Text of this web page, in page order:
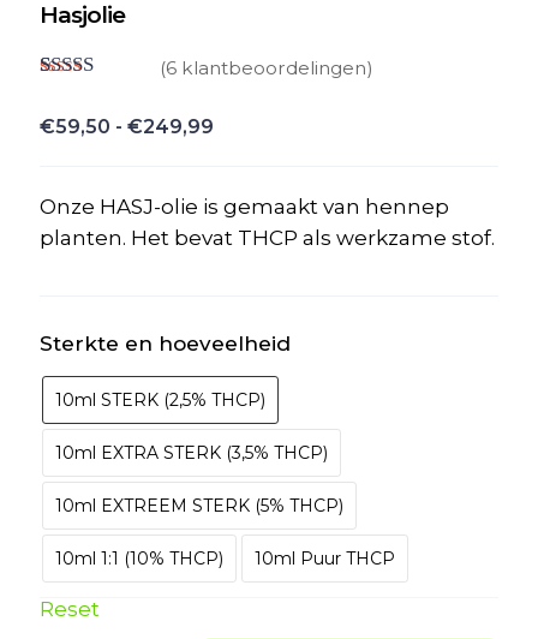
Hasjolie
4.67op 5
gebaseerd
(6klantbeoordelingen)
€59,50 - €249,99
€249,99
Onze HASJ-olie is gemaakt van hennep
planten. Het bevat THCP als werkzame stof.
Sterkte en hoeveelheid
10ml STERK (2,5% THCP)
10ml EXTRA STERK (3,5% THCP)
10ml EXTREEM STERK (5% THCP)
10ml 1:1 (10% THCP) 10ml Puur THCP
Reset